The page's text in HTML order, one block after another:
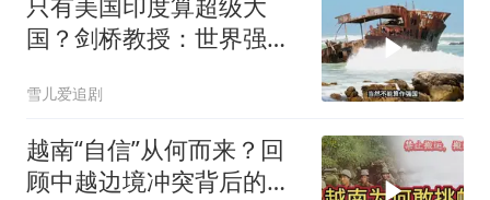
国？剑桥教授：世界强国
雪儿爱追剧
越南“自信”从何而来？回
顾中越边境冲突背后的故